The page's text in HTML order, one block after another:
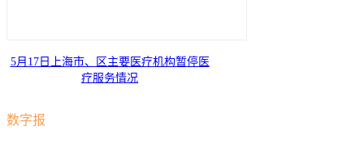
5月17日上海市、区主要医疗机构暂停医
疗服务情况
数字报